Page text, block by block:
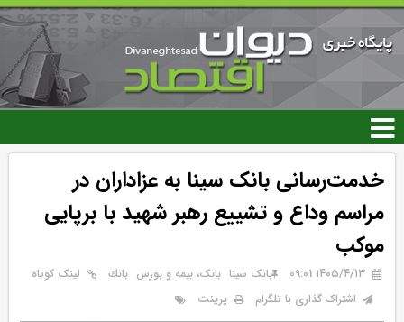
رفتن
محتوای
اصلی
خدمت‌رسانی بانک سینا به عزاداران در
مراسم وداع و تشییع رهبر شهید با برپایی
موکب‌
۱۴۰۵/۴/۱۳ 09:01 بانک سینا بانک، بیمه و بورس بانك
لینک کوتاه
اشتراک گذاری با تلگرام
پرینت